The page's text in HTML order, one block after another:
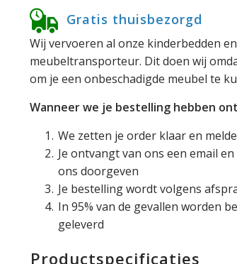
Gratis thuisbezorgd
Wij vervoeren al onze kinderbedden
meubeltransporteur. Dit doen wij
om je een onbeschadigde meubel te
Wanneer we je bestelling hebben
We zetten je order klaar en
Je ontvangt van ons een email
ons doorgeven
Je bestelling wordt volgens
In 95% van de gevallen worden
geleverd
Productspecificaties